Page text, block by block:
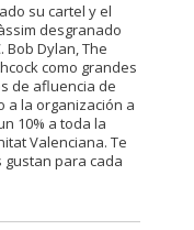
su cartel y el
desgranado
Dylan, The
como grandes
de afluencia de
a la organización a
10% a toda la
Valenciana. Te
gustan para cada